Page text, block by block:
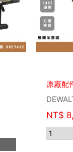
原廠配
NT$